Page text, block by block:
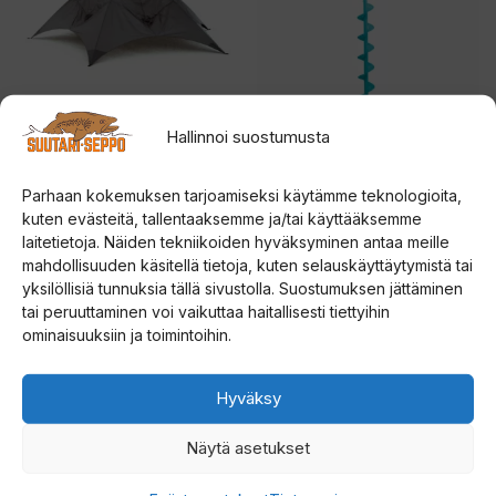
Hallinnoi suostumusta
Parhaan kokemuksen tarjoamiseksi käytämme teknologioita,
kuten evästeitä, tallentaaksemme ja/tai käyttääksemme
laitetietoja. Näiden tekniikoiden hyväksyminen antaa meille
mahdollisuuden käsitellä tietoja, kuten selauskäyttäytymistä tai
yksilöllisiä tunnuksia tällä sivustolla. Suostumuksen jättäminen
tai peruuttaminen voi vaikuttaa haitallisesti tiettyihin
ominaisuuksiin ja toimintoihin.
Hyväksy
Näytä asetukset
Sadesuoja
0
5
:
s
t
ä
139,00€
Lisää ostoskoriin
5.00
114,00€–124,00
-
Valitse vaihtoehdoista
muunnelma.
valinnat
sivulla.
tuotteella
on
useampi